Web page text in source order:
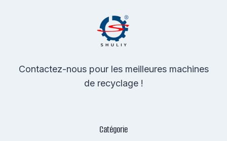
Contactez-nous pour les meilleures machines
de recyclage !
Catégorie